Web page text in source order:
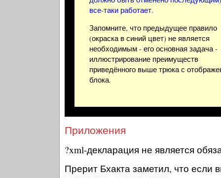
все-таки работает.
Запомните, что предыдущее правило
(окраска в синий цвет) не является
необходимым - его основная задача -
иллюстрирование преимуществ
приведённого выше трюка с
блока.
Приложения
?xml-декларация не является
Прерит Бхакта заметил, что если